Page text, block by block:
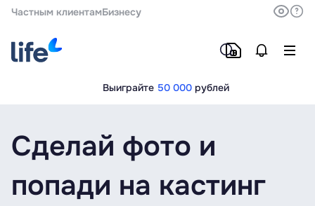
Частным клиентамБизнесу
Выиграйте 50 000 рублей
Сделай фото и
попади на кастинг